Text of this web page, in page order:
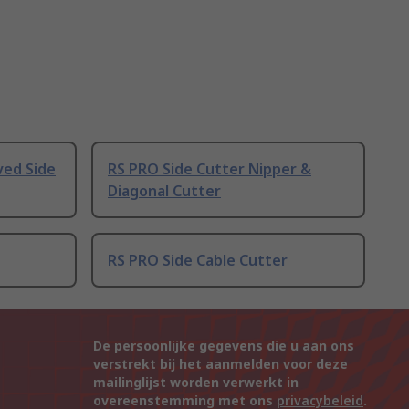
Side
RS PRO Side Cutter Nipper &
Diagonal Cutter
RS PRO Side Cable Cutter
De persoonlijke gegevens die u aan ons
verstrekt bij het aanmelden voor deze
mailinglijst worden verwerkt in
overeenstemming met ons privacybeleid.